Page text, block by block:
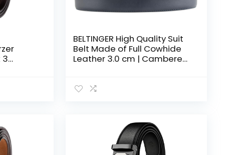
3
BELTINGER High Quality Suit
Belt Made of Full Cowhide
Leather 3.0 cm | Cambered